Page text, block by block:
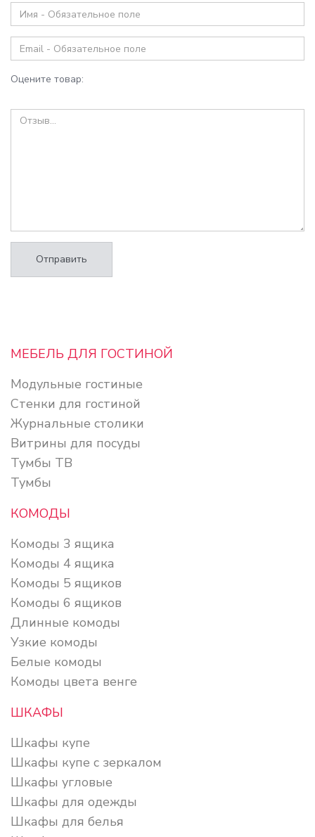
Оцените товар:
Отправить
МЕБЕЛЬ ДЛЯ ГОСТИНОЙ
Модульные гостиные
Стенки для гостиной
Журнальные столики
Витрины для посуды
Тумбы ТВ
Тумбы
КОМОДЫ
Комоды 3 ящика
Комоды 4 ящика
Комоды 5 ящиков
Комоды 6 ящиков
Длинные комоды
Узкие комоды
Белые комоды
Комоды цвета венге
ШКАФЫ
Шкафы купе
Шкафы купе с зеркалом
Шкафы угловые
Шкафы для одежды
Шкафы для белья